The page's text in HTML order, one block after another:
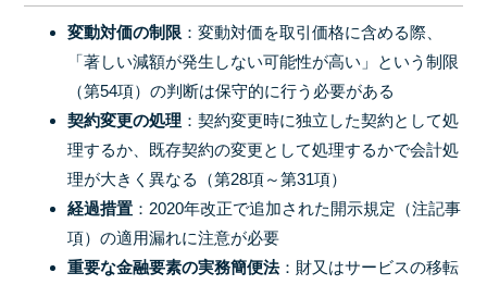
変動対価の制限 ：変動対価を取引価格に含める際、
「著しい減額が発生しない可能性が高い」という制限
（第54項）の判断は保守的に行う必要がある
契約変更の処理 ：契約変更時に独立した契約として処
理するか、既存契約の変更として処理するかで会計処
理が大きく異なる（第28項～第31項）
経過措置 ：2020年改正で追加された開示規定（注記事
項）の適用漏れに注意が必要
重要な金融要素の実務簡便法：財又はサービスの移転